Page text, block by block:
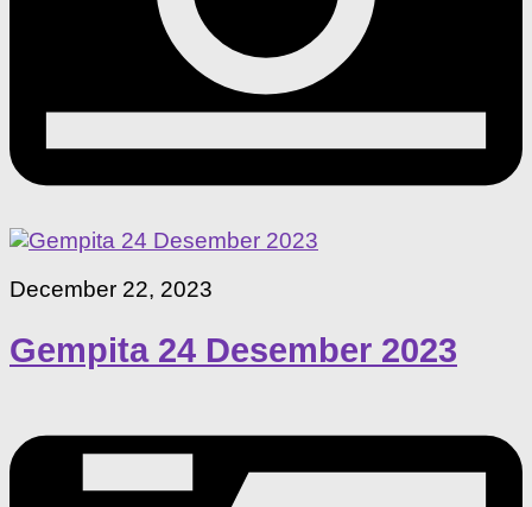
December 22, 2023
Gempita 24 Desember 2023